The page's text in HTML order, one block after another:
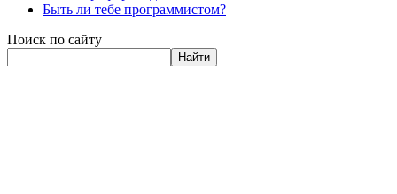
Быть ли тебе программистом?
Поиск по сайту
Найти